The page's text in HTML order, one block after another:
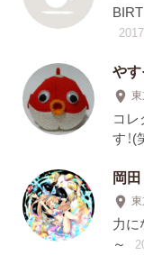
や
コレ
す！(
岡
力に
～